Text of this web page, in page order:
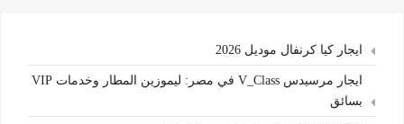
ايجار كيا كرنفال موديل 2026
ايجار مرسيدس V_Class في مصر: ليموزين المطار وخدمات VIP
بسائق